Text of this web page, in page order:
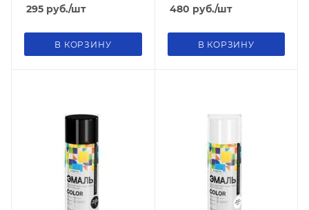
295 руб./шт
В КОРЗИНУ
480 руб./шт
В КОРЗИНУ